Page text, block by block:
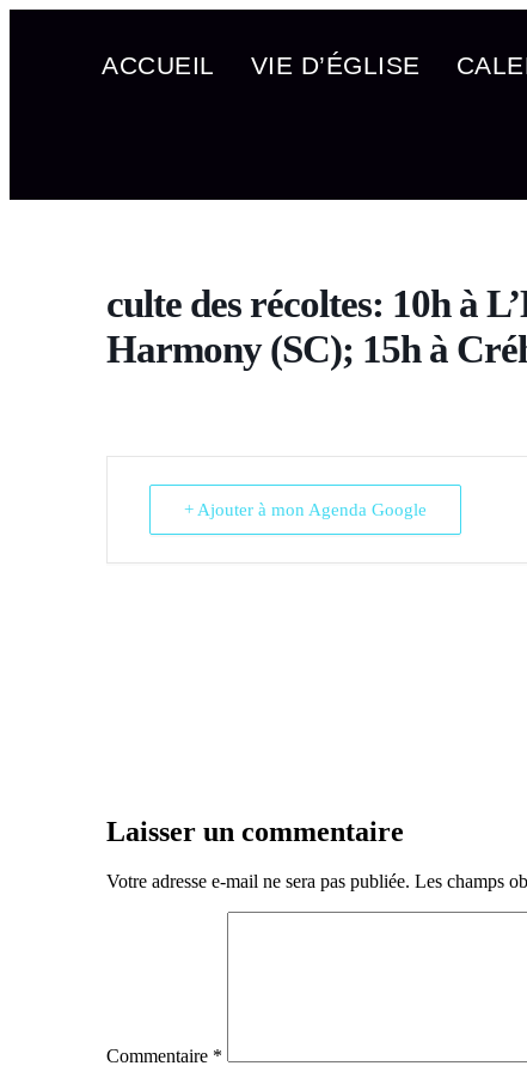
ACCUEIL VIE D’ÉGLISE
culte des récoltes: 10h à
Harmony (SC); 15h à
+ Ajouter à mon Agenda Google
Laisser un commentaire
Votre adresse e-mail ne sera pas publiée. Les champs
Commentaire *